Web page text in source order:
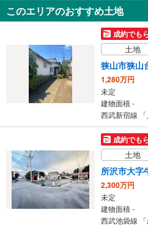
所沢市中新
4,280万円
4LDK
建物面積
このエリアのおすすめ土地
成約でも
土地
狭山市狭山
1,280万円
未定
建物面積 -
西武新宿線
成約でも
土地
所沢市大字
2,300万円
未定
建物面積 -
西武池袋線